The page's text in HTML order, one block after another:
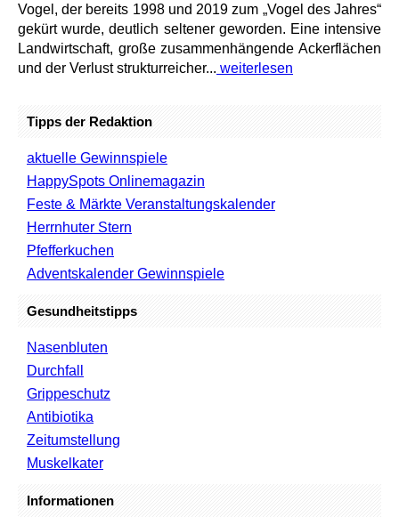
Vogel, der bereits 1998 und 2019 zum „Vogel des Jahres“
gekürt wurde, deutlich seltener geworden. Eine intensive
Landwirtschaft, große zusammenhängende Ackerflächen
und der Verlust strukturreicher... weiterlesen
Tipps der Redaktion
aktuelle Gewinnspiele
HappySpots Onlinemagazin
Feste & Märkte Veranstaltungskalender
Herrnhuter Stern
Pfefferkuchen
Adventskalender Gewinnspiele
Gesundheitstipps
Nasenbluten
Durchfall
Grippeschutz
Antibiotika
Zeitumstellung
Muskelkater
Informationen